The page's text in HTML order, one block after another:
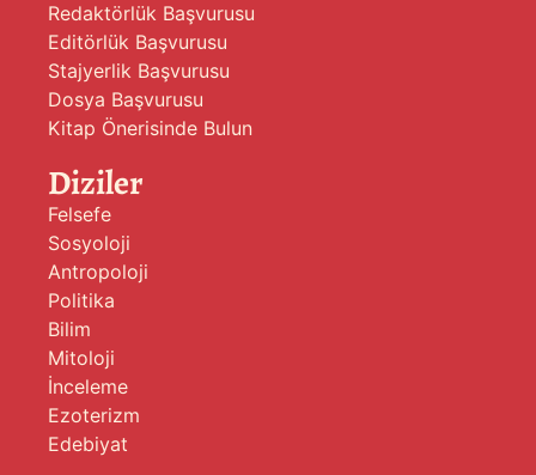
Redaktörlük Başvurusu
Editörlük Başvurusu
Stajyerlik Başvurusu
Dosya Başvurusu
Kitap Önerisinde Bulun
Diziler
Felsefe
Sosyoloji
Antropoloji
Politika
Bilim
Mitoloji
İnceleme
Ezoterizm
Edebiyat